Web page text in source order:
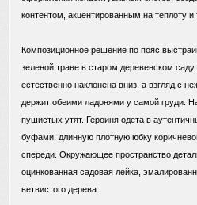
контентом, акцентированным на теплоту и
Композиционное решение по пояс
зеленой траве в старом деревенском
естественно наклонена вниз, а взгляд с
держит обеими ладонями у самой груди.
пушистых утят. Героиня одета в
буфами, длинную плотную юбку
спереди. Окружающее пространство
оцинкованная садовая лейка,
ветвистого дерева.